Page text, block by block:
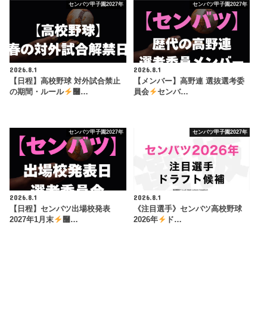
センバツ甲子園2027年
2026.8.1
【日程】高校野球 対外試合禁止
の期間・ルール
࿠…
センバツ甲子園2027年
2026.8.1
【メンバー】高野連 選抜選考委
員会
センバ…
センバツ甲子園2027年
2026.8.1
【日程】センバツ出場校発表
2027年1月末
࿠…
センバツ甲子園2027年
2026.8.1
《注目選手》センバツ高校野球
2026年
ド…